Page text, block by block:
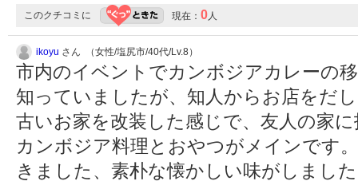
このクチコミに 現在： 0人
ikoyu さん （女性/塩尻市/40代/Lv.8）
市内のイベントでカンボジアカレーの
知っていましたが、知人からお店をだ
古いお家を改装した感じで、友人の家
カンボジア料理とおやつがメインです
きました、素朴な懐かしい味がしまし